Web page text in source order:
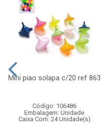
Mini piao solapa c/20 ref 863
Código: 106486
Embalagem: Unidade
Caixa Com: 24 Unidade(s)